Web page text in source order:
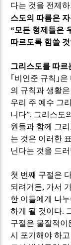
다는 것을 전제
스도의 따름은
“모든 형제들은
따르도록 힘쓸
그리스도를 따르
｢ 비인준 규칙 ｣은
의 규칙과 생활은
우리 주 예수 그
니다”. 그리스도
원들과 함께 그
는 것은 이러한
닌다는 것을 드
첫 번째 구절은
되려거든, 가서
한 이들에게 나
하게 될 것이다.
구절은 물질적이
시 포기해야 하